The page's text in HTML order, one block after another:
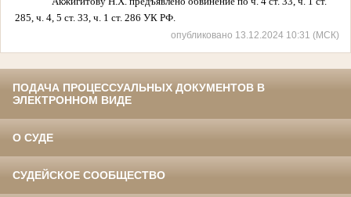
285, ч. 4, 5 ст. 33, ч. 1 ст. 286 УК РФ.
опубликовано 13.12.2024 10:31 (МСК)
ПОДАЧА ПРОЦЕССУАЛЬНЫХ ДОКУМЕНТОВ В
ЭЛЕКТРОННОМ ВИДЕ
О СУДЕ
СУДЕЙСКОЕ СООБЩЕСТВО